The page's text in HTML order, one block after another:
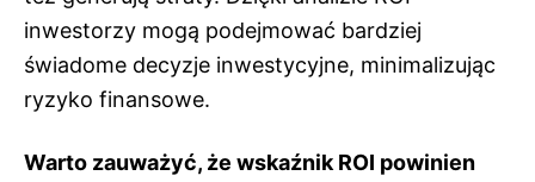
inwestorzy mogą podejmować bardziej
świadome decyzje inwestycyjne, minimalizując
ryzyko finansowe.
Warto zauważyć, że wskaźnik ROI powinien